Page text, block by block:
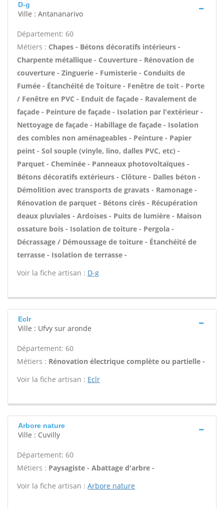
D-g
Ville : Antananarivo
Département: 60
Métiers : Chapes - Bétons décoratifs intérieurs -
Charpente métallique - Couverture - Rénovation de
couverture - Zinguerie - Fumisterie - Conduits de
Fumée - Étanchéité de Toiture - Fenêtre de toit - Porte
/ Fenêtre en PVC - Enduit de façade - Ravalement de
façade - Peinture de façade - Isolation par l'extérieur -
Nettoyage de façade - Habillage de façade - Isolation
des combles non aménageables - Peinture - Papier
peint - Sol souple (vinyle, lino, dalles PVC, etc) -
Parquet - Cheminée - Panneaux photovoltaïques -
Bétons décoratifs extérieurs - Clôture - Dalles béton -
Démolition avec transports de gravats - Ramonage -
Rénovation de parquet - Bétons cirés - Récupération
deaux pluviales - Ardoises - Puits de lumière - Maison
ossature bois - Isolation de toiture - Pergola -
Décrassage / Démoussage de toiture - Étanchéité de
terrasse - Isolation de terrasse -
Voir la fiche artisan : D-g
Eclr
Ville : Ufvy sur aronde
Département: 60
Métiers : Rénovation électrique complète ou partielle -
Voir la fiche artisan : Eclr
Arbore nature
Ville : Cuvilly
Département: 60
Métiers : Paysagiste - Abattage d'arbre -
Voir la fiche artisan : Arbore nature